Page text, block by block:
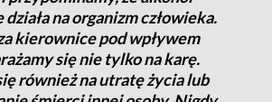
na organizm człowieka.
kierownice pod wpływem
się nie tylko na karę.
również na utratę życia lub